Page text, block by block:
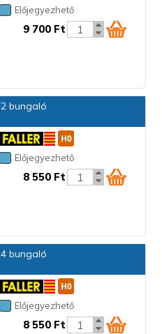
Előjegyezhető
9 700 Ft
bungaló
Előjegyezhető
8 550 Ft
bungaló
Előjegyezhető
8 550 Ft